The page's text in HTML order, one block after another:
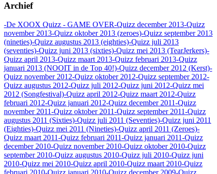
Archief
-De XOOX Quizz - GAME OVER-Quizz december 2013-Quizz
november 2013-Quizz oktober 2013 (zeroes)-Quizz september 2013
(nineties)-Quizz augustus 2013 (eighties)-Quizz juli 2013
(seventies)-Quizz juni 2013 (sixties)-Quizz mei 2013 (TearJerkers)-
Quizz april 2013-Quizz maart 2013-Quizz februari 2013-Quizz
januari 2013 (NOOIT in de Top 40!)-Quizz december 2012 (Kerst)-
Quizz november 2012-Quizz oktober 2012-Quizz september 2012-
Quizz augustus 2012-Quizz juli 2012-Quizz juni 2012-Quizz mei
2012 (Songfestival)-Quizz april 2012-Quizz maart 2012-Quizz
februari 2012-Quizz januari 2012-Quizz december 2011-Quizz
november 2011-Quizz oktober 2011-Quizz september 2011-Quizz
augustus 2011 (Sixties)-Quizz juli 2011 (Seventies)-Quizz juni 2011
(Eighties)-Quizz mei 2011 (Nineties)-Quizz april 2011 (Zeroes)-
Quizz maart 2011-Quizz februari 2011-Quizz januari 2011-Quizz
december 2010-Quizz november 2010-Quizz oktober 2010-Quizz
september 2010-Quizz augustus 2010-Quizz juli 2010-Quizz juni
2010-Quizz mei 2010-Quizz april 2010-Quizz maart 2010-Quizz
februari 2010-Quizz januari 2010-Quizz december 2009-Quizz